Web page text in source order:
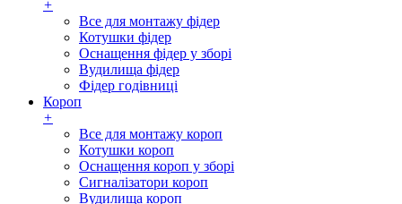
+
Все для монтажу фідер
Котушки фідер
Оснащення фідер у зборі
Вудилища фідер
Фідер годівниці
Короп
+
Все для монтажу короп
Котушки короп
Оснащення короп у зборі
Сигналізатори короп
Вудилища короп